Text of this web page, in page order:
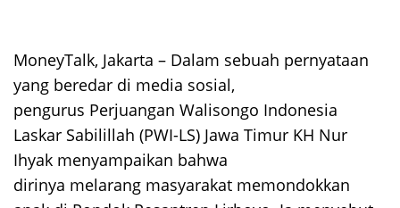
MoneyTalk, Jakarta – Dalam sebuah pernyataan
yang beredar di media sosial,
pengurus Perjuangan Walisongo Indonesia
Laskar Sabilillah (PWI-LS) Jawa Timur KH Nur
Ihyak menyampaikan bahwa
dirinya melarang masyarakat memondokkan